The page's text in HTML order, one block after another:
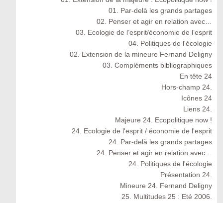
01. Par-delà les grands partages
02. Penser et agir en relation avec…
03. Ecologie de l’esprit/économie de l’esprit
04. Politiques de l'écologie
02. Extension de la mineure Fernand Deligny
03. Compléments bibliographiques
En tête 24
Hors-champ 24.
Icônes 24
Liens 24.
Majeure 24. Ecopolitique now !
24. Ecologie de l'esprit / économie de l'esprit
24. Par-delà les grands partages
24. Penser et agir en relation avec…
24. Politiques de l'écologie
Présentation 24.
Mineure 24. Fernand Deligny
25. Multitudes 25 : Eté 2006.